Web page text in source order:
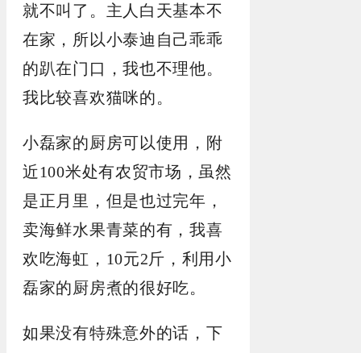
就不叫了。主人白天基本不
在家，所以小泰迪自己乖乖
的趴在门口，我也不理他。
我比较喜欢猫咪的。
小磊家的厨房可以使用，附
近100米处有农贸市场，虽然
是正月里，但是也过完年，
卖海鲜水果青菜的有，我喜
欢吃海虹，10元2斤，利用小
磊家的厨房煮的很好吃。
如果没有特殊意外的话，下